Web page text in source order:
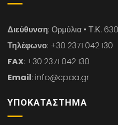
Διεύθυνση: Ορμύλια • Τ.Κ. 630
Τηλέφωνο: +30 2371 042 130
FAX: +30 2371 042 130
Email: info@cpaa.gr
ΥΠΟΚΑΤΆΣΤΗΜΑ